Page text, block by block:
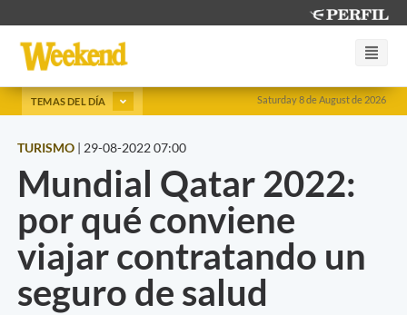
Saturday 8 de August de 2026
TEMAS DEL DÍA
TURISMO | 29-08-2022 07:00
Mundial Qatar 2022:
por qué conviene
viajar contratando un
seguro de salud